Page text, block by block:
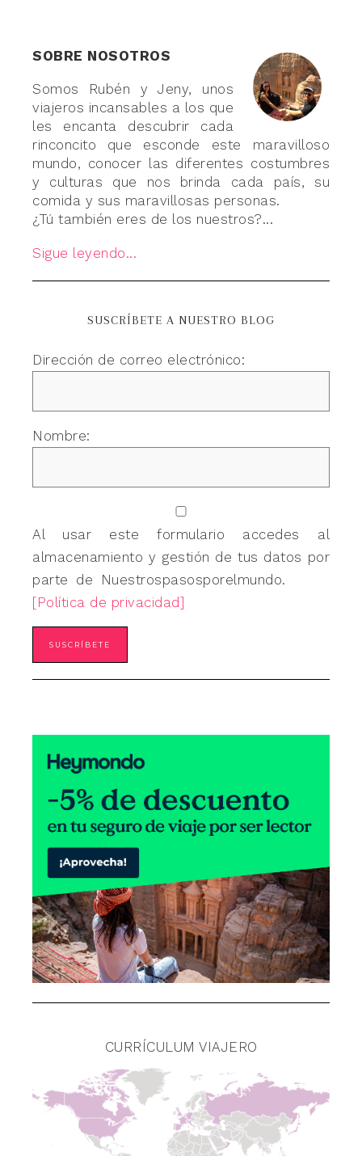
SOBRE NOSOTROS
Somos Rubén y Jeny, unos
viajeros incansables a los que
les encanta descubrir cada
rinconcito que esconde este maravilloso
mundo, conocer las diferentes costumbres
y culturas que nos brinda cada país, su
comida y sus maravillosas personas.
¿Tú también eres de los nuestros?...
Sigue leyendo...
SUSCRÍBETE A NUESTRO BLOG
Dirección de correo electrónico:
Nombre:
Al usar este formulario accedes al
almacenamiento y gestión de tus datos por
parte de Nuestrospasosporelmundo.
[Política de privacidad]
CURRÍCULUM VIAJERO